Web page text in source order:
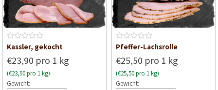
B
w
e
r
Kassler, gekocht
€23,90 pro 1 kg
(€23,90 pro 1 kg)
Gewicht:
B
w
e
r
Pfeffer-Lachsrolle
€25,50 pro 1 kg
(€25,50 pro 1 kg)
Gewicht: